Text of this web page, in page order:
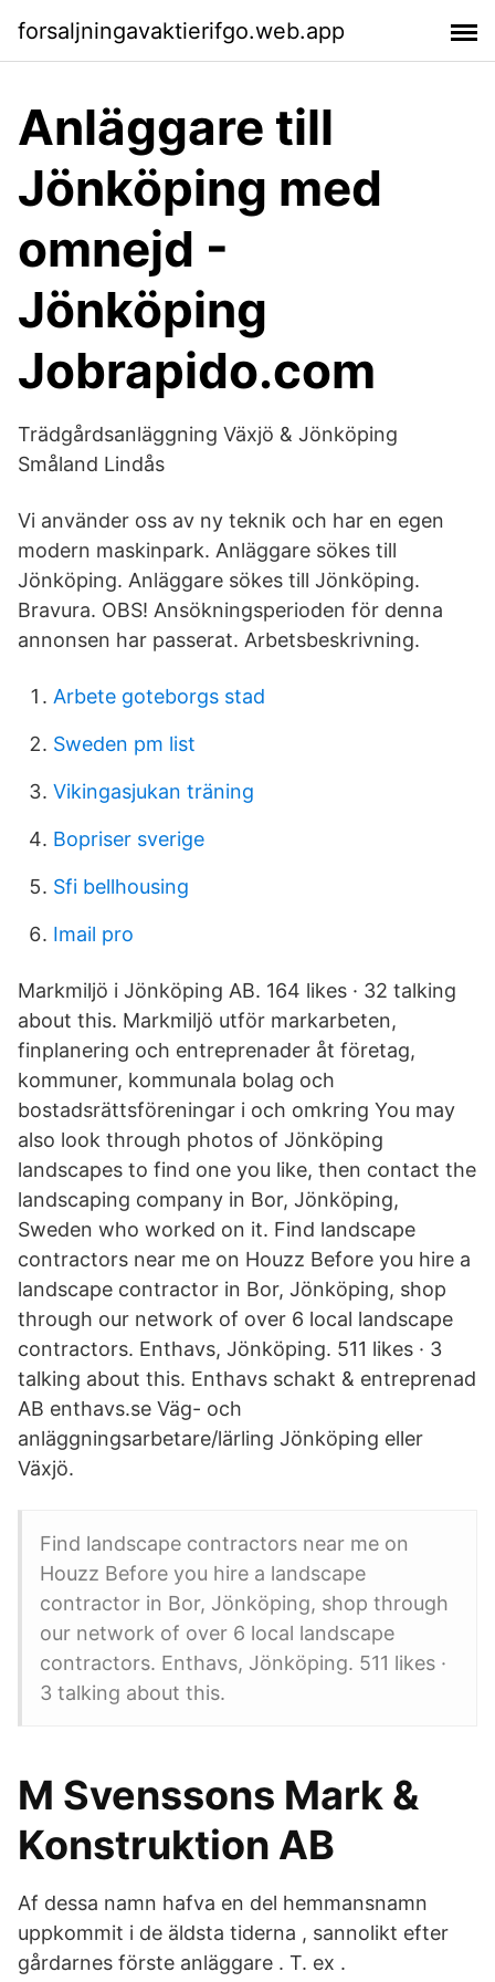
forsaljningavaktierifgo.web.app
Anläggare till
Jönköping med
omnejd -
Jönköping
Jobrapido.com
Trädgårdsanläggning Växjö & Jönköping
Småland Lindås
Vi använder oss av ny teknik och har en egen
modern maskinpark. Anläggare sökes till
Jönköping. Anläggare sökes till Jönköping.
Bravura. OBS! Ansökningsperioden för denna
annonsen har passerat. Arbetsbeskrivning.
Arbete goteborgs stad
Sweden pm list
Vikingasjukan träning
Bopriser sverige
Sfi bellhousing
Imail pro
Markmiljö i Jönköping AB. 164 likes · 32 talking
about this. Markmiljö utför markarbeten,
finplanering och entreprenader åt företag,
kommuner, kommunala bolag och
bostadsrättsföreningar i och omkring You may
also look through photos of Jönköping
landscapes to find one you like, then contact the
landscaping company in Bor, Jönköping,
Sweden who worked on it. Find landscape
contractors near me on Houzz Before you hire a
landscape contractor in Bor, Jönköping, shop
through our network of over 6 local landscape
contractors. Enthavs, Jönköping. 511 likes · 3
talking about this. Enthavs schakt & entreprenad
AB enthavs.se Väg- och
anläggningsarbetare/lärling Jönköping eller
Växjö.
Find landscape contractors near me on
Houzz Before you hire a landscape
contractor in Bor, Jönköping, shop through
our network of over 6 local landscape
contractors. Enthavs, Jönköping. 511 likes ·
3 talking about this.
M Svenssons Mark &
Konstruktion AB
Af dessa namn hafva en del hemmansnamn
uppkommit i de äldsta tiderna , sannolikt efter
gårdarnes förste anläggare . T. ex .